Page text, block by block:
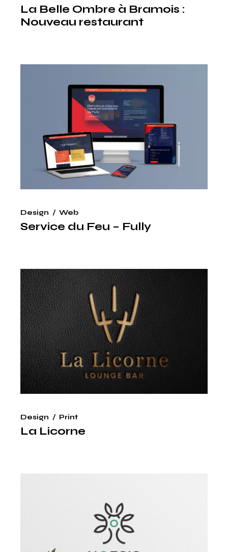
La Belle Ombre à Bramois :
Nouveau restaurant
Design Web
Service du Feu – Fully
Design Print
La Licorne